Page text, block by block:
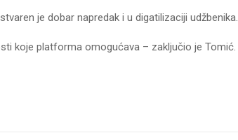
je dobar napredak i u digatilizaciji udžbenika.
koje platforma omogućava – zaključio je Tomić.